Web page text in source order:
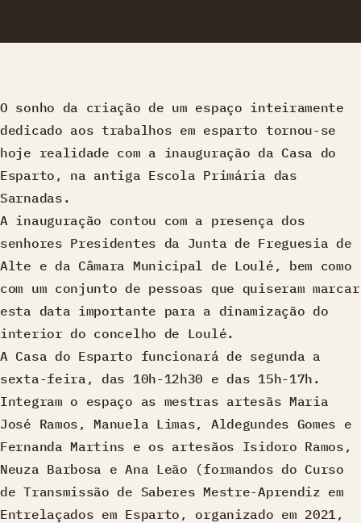
O sonho da criação de um espaço inteiramente
dedicado aos trabalhos em esparto tornou-se
hoje realidade com a inauguração da Casa do
Esparto, na antiga Escola Primária das
Sarnadas.
A inauguração contou com a presença dos
senhores Presidentes da Junta de Freguesia de
Alte e da Câmara Municipal de Loulé, bem como
com um conjunto de pessoas que quiseram marcar
esta data importante para a dinamização do
interior do concelho de Loulé.
A Casa do Esparto funcionará de segunda a
sexta-feira, das 10h-12h30 e das 15h-17h.
Integram o espaço as mestras artesãs Maria
José Ramos, Manuela Limas, Aldegundes Gomes e
Fernanda Martins e os artesãos Isidoro Ramos,
Neuza Barbosa e Ana Leão (formandos do Curso
de Transmissão de Saberes Mestre-Aprendiz em
Entrelaçados em Esparto, organizado em 2021,